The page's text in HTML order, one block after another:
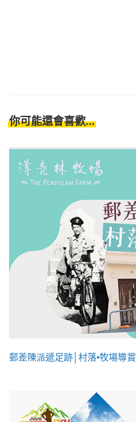
你可能還會喜歡...
郵差陳派遞足跡│村落•牧場導賞